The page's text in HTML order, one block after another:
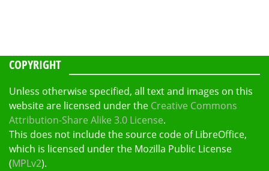
COPYRIGHT
Unless otherwise specified, all text and images on this
website are licensed under the Creative Commons
Attribution-Share Alike 3.0 License.
This does not include the source code of LibreOffice,
which is licensed under the Mozilla Public License
(MPLv2).